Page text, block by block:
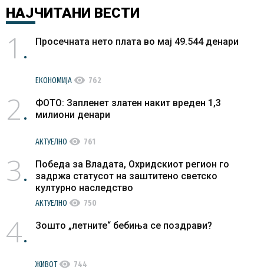
НАЈЧИТАНИ ВЕСТИ
1 Просечната нето плата во мај 49.544 денари
ЕКОНОМИЈА visibility 762
2
ФОТО: Запленет златен накит вреден 1,3
милиони денари
АКТУЕЛНО visibility 761
3
Победа за Владата, Охридскиот регион го
задржа статусот на заштитено светско
културно наследство
АКТУЕЛНО visibility 750
4 Зошто „летните“ бебиња се поздрави?
ЖИВОТvisibility 744